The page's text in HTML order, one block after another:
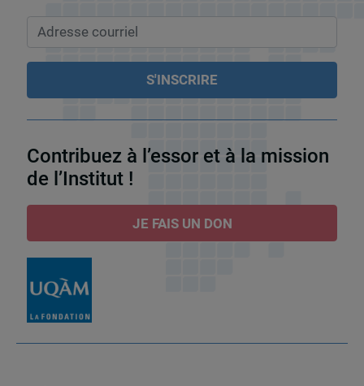
Contribuez à l’essor et à la mission
de l’Institut !
JE FAIS UN DON